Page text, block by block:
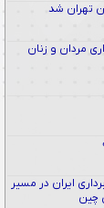
تهران شد
مردان و زنان
ایران در مسیر
چین